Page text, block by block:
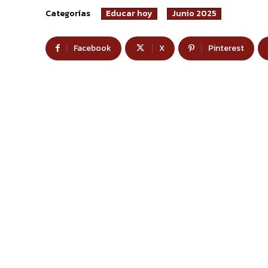
Categorías Educar hoy Junio 2025
Facebook X Pinterest